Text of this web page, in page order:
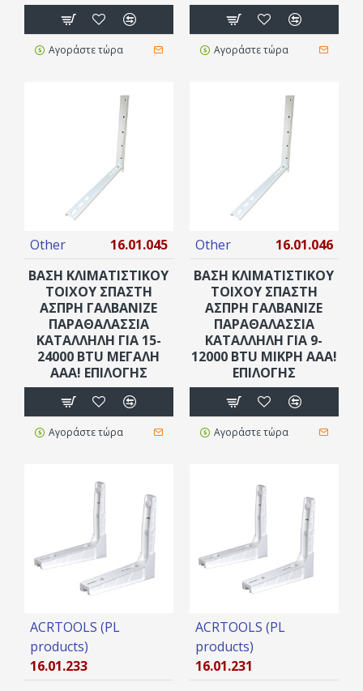
Αγοράστε τώρα Αγοράστε τώρα
Other
16.01.045
ΒΑΣΗ ΚΛΙΜΑΤΙΣΤΙΚΟΥ
ΤΟΙΧΟΥ ΣΠΑΣΤΗ
ΑΣΠΡΗ ΓΑΛΒΑΝΙΖΕ
ΠΑΡΑΘΑΛΑΣΣΙΑ
ΚΑΤΑΛΛΗΛΗ ΓΙΑ 15-
24000 BTU ΜΕΓΑΛΗ
ΑΑΑ! ΕΠΙΛΟΓΗΣ
Αγοράστε τώρα
Other
16.01.046
ΒΑΣΗ ΚΛΙΜΑΤΙΣΤΙΚΟΥ
ΤΟΙΧΟΥ ΣΠΑΣΤΗ
ΑΣΠΡΗ ΓΑΛΒΑΝΙΖΕ
ΠΑΡΑΘΑΛΑΣΣΙΑ
ΚΑΤΑΛΛΗΛΗ ΓΙΑ 9-
12000 BTU ΜΙΚΡΗ AAA!
ΕΠΙΛΟΓΗΣ
Αγοράστε τώρα
ACRTOOLS (PL
products)
16.01.233
ACRTOOLS (PL
products)
16.01.231